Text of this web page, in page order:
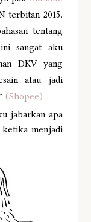
terbitan 2015,
tentang
sangat aku
DKV yang
atau jadi
(Shopee)
jabarkan apa
ketika menjadi